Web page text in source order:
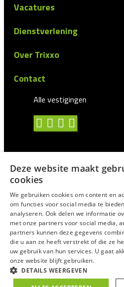
Vacatures
Dienstverlening
Over Trixxo
Contact
Alle vestigingen
Algemene voorwaarden
Privacy statement
Antidiscriminatie
Certificering en CAO
Voor Uitzendprofessionals
Suggesties/Meldingen
© 2025Trixxo
Deze website maakt
cookies
We gebruiken cookies om content en
om functies voor social media te
analyseren. Ook delen we informatie
met onze partners voor social media,
partners kunnen deze gegevens
die u aan ze heeft verstrekt of die ze
uw gebruik van hun services. U gaat
onze website blijft gebruiken.
DETAILS WEERGEVEN